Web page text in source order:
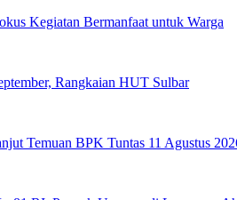
Kegiatan Bermanfaat untuk Warga
Rangkaian HUT Sulbar
Temuan BPK Tuntas 11 Agustus